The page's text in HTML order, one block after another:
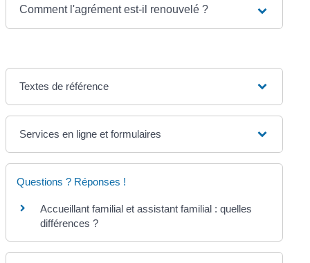
Comment l'agrément est-il renouvelé ?
Textes de référence
Services en ligne et formulaires
Questions ? Réponses !
Accueillant familial et assistant familial : quelles
différences ?